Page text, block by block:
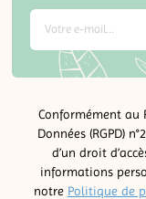
Conformément au
Données (RGPD)
d’un droit
informations
notre Politique de